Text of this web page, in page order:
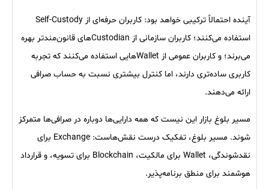
آینده احتمالاً ترکیبی خواهد بود: کاربران حرفه‌ای از Self-Custody
استفاده می‌کنند؛ کاربران سازمانی از Custodianهای قانون‌مندتر بهره
می‌برند؛ و کاربران عمومی از Walletهایی استفاده می‌کنند که تجربه
کاربری ساده‌تری دارند، اما کنترل بیشتری نسبت به حساب صرافی
ارائه می‌دهند.
مسیر بلوغ بازار این نیست که همه دارایی‌ها دوباره در صرافی‌ها متمرکز
شوند. مسیر بلوغ، تفکیک درست نقش‌هاست: Exchange برای
نقدشوندگی، Wallet برای مالکیت، Blockchain برای تسویه، و قرارداد
هوشمند برای منطق برنامه‌پذیر.